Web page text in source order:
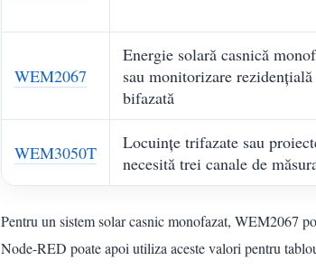
WEM2067
Energie solară casnică
sau monitorizare rezidențială
bifazată
WEM3050T
Locuințe trifazate sau
necesită trei canale de
Pentru un sistem solar casnic monofazat, WEM2067
Node-RED poate apoi utiliza aceste valori pentru